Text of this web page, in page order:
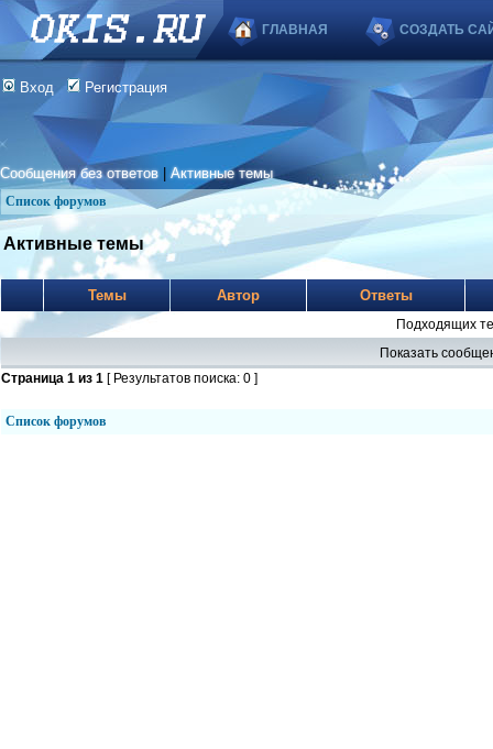
ГЛАВНАЯ СОЗДАТЬ
Вход Регистрация
Сообщения без ответов |Активные темы
Список форумов
Активные темы
Темы Автор Ответы
Подходящих
Показать
Страница 1 из 1 [ Результатов поиска: 0 ]
Список форумов